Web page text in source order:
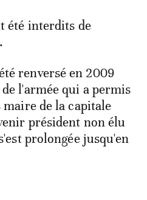
été interdits de
renversé en 2009
l'armée qui a permis
de la capitale
président non élu
prolongée jusqu'en